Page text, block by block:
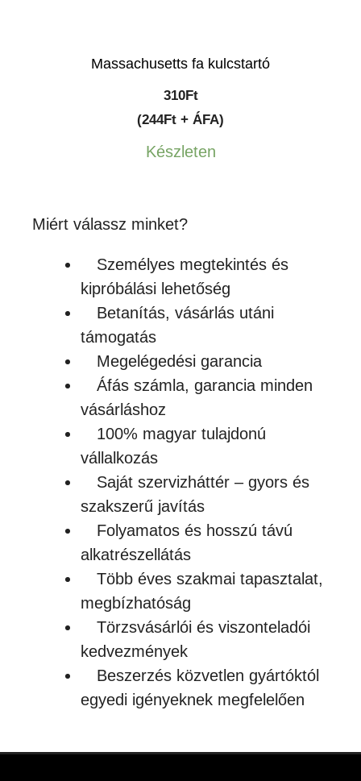
Massachusetts fa kulcstartó
310Ft
(244Ft + ÁFA)
Készleten
Miért válassz minket?
Személyes megtekintés és
kipróbálási lehetőség
Betanítás, vásárlás utáni
támogatás
Megelégedési garancia
Áfás számla, garancia minden
vásárláshoz
100% magyar tulajdonú
vállalkozás
Saját szervizháttér – gyors és
szakszerű javítás
Folyamatos és hosszú távú
alkatrészellátás
Több éves szakmai tapasztalat,
megbízhatóság
Törzsvásárlói és viszonteladói
kedvezmények
Beszerzés közvetlen gyártóktól
egyedi igényeknek megfelelően